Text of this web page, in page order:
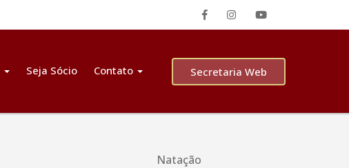
Seja Sócio Contato Secretaria Web
Natação